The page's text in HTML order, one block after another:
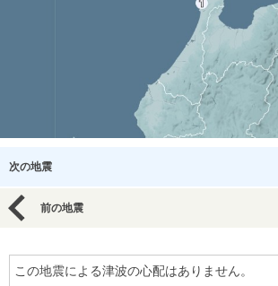
次の地震
前の地震
この地震による津波の心配はありません。